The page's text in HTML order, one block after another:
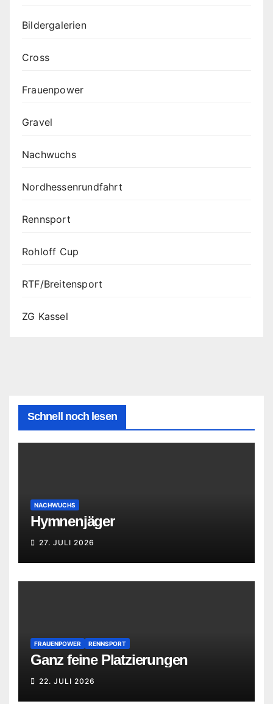
Bildergalerien
Cross
Frauenpower
Gravel
Nachwuchs
Nordhessenrundfahrt
Rennsport
Rohloff Cup
RTF/Breitensport
ZG Kassel
Schnell noch lesen
NACHWUCHS
Hymnenjäger
27. JULI 2026
FRAUENPOWER RENNSPORT
Ganz feine Platzierungen
22. JULI 2026